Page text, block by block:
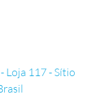
Loja 117 - Sítio